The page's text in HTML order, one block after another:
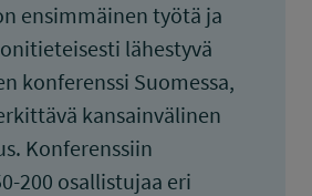
ensimmäinen työtä ja
lähestyvä
konferenssi Suomessa,
kansainvälinen
Konferenssiin
200 osallistujaa eri